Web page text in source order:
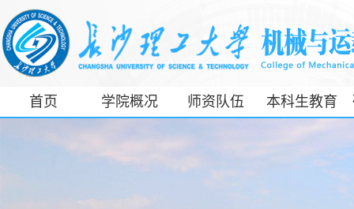
首页 学院概况 师资队伍 本科生教育
工信部专精特